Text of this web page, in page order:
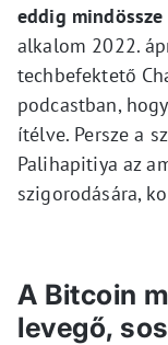
eddig
alkalom 2022.
techbefektető
podcastban,
ítélve. Persze a
Palihapitiya az
szigorodására,
A Bitcoin
levegő,